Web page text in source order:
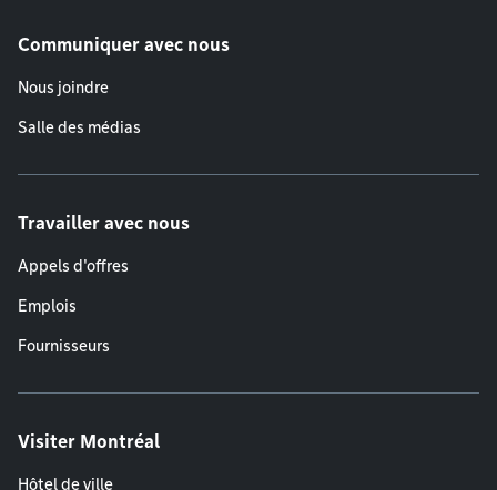
Communiquer avec nous
Nous joindre
Salle des médias
Travailler avec nous
Appels d'offres
Emplois
Fournisseurs
Visiter Montréal
Hôtel de ville